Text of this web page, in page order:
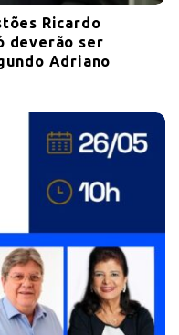
Ricardo
deverão ser
Adriano